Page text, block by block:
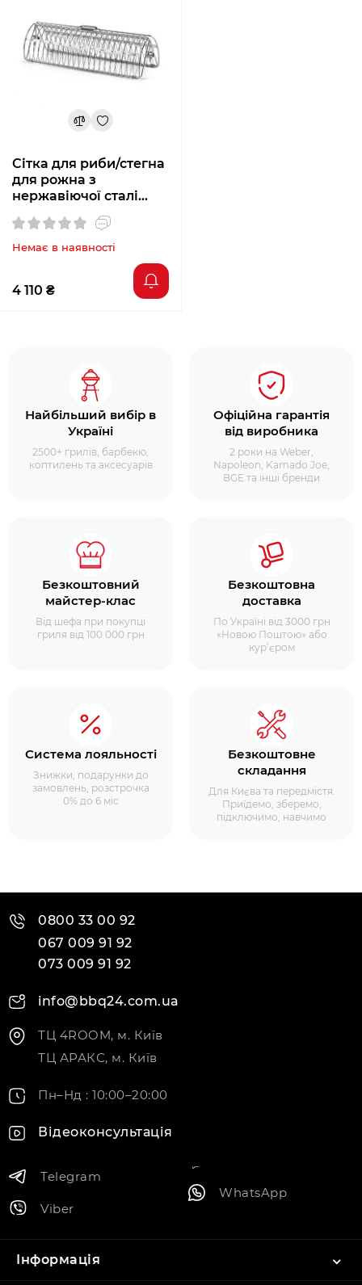
Сітка для риби/стегна
для рожна з
нержавіючої сталі
Немає в наявності
4 110 ₴
Найбільший вибір в
Україні
2500+ грилів, барбекю,
коптилень та аксесуарів
Офіційна гарантія
від виробника
2 роки на Weber,
Napoleon, Kamado Joe,
BGE та інші бренди
Безкоштовний
майстер-клас
Від шефа при покупці
гриля від 100 000 грн
Безкоштовна
доставка
По Україні від 3000 грн
«Новою Поштою» або
кур’єром
Система лояльності
Знижки, подарунки до
замовлень, розстрочка
0% до 6 міс
Безкоштовне
складання
Для Києва та передмістя.
Приїдемо, зберемо,
підключимо, навчимо
0800 33 00 92
067 009 91 92
073 009 91 92
info@bbq24.com.ua
ТЦ 4ROOM, м. Київ
ТЦ АРАКС, м. Київ
Пн–Нд : 10:00–20:00
Відеоконсультація
Telegram
Viber
WhatsApp
Інформація